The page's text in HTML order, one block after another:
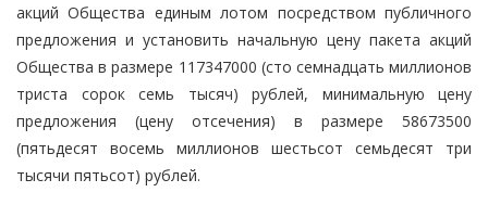
акций Общества единым лотом посредством публичного
предложения и установить начальную цену пакета акций
Общества в размере 117347000 (сто семнадцать миллионов
триста сорок семь тысяч) рублей, минимальную цену
предложения (цену отсечения) в размере 58673500
(пятьдесят восемь миллионов шестьсот семьдесят три
тысячи пятьсот) рублей.